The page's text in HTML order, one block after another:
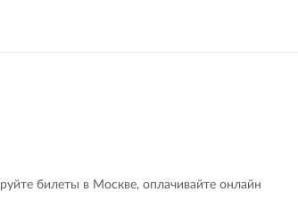
билеты в Москве, оплачивайте онлайн